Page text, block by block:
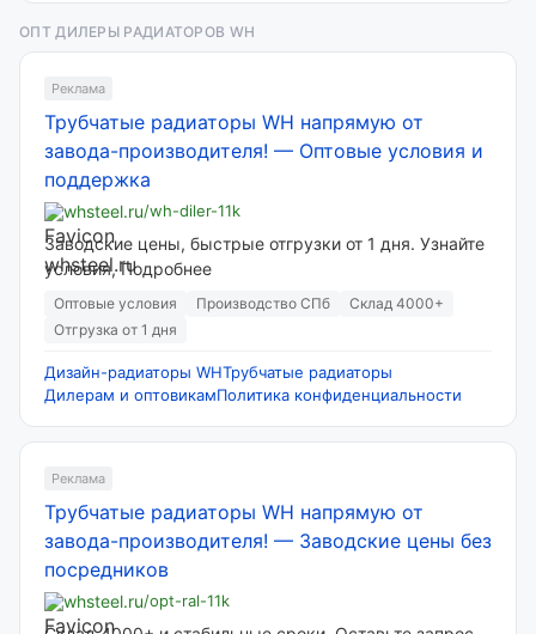
ОПТ ДИЛЕРЫ РАДИАТОРОВ WH
Реклама
Трубчатые радиаторы WH напрямую от
завода-производителя! — Оптовые условия и
поддержка
whsteel.ru/wh-diler-11k
Заводские цены, быстрые отгрузки от 1 дня. Узнайте
условия, Подробнее
Оптовые условия Производство СПб
Склад 4000+
Отгрузка от 1 дня
Дизайн-радиаторы WHТрубчатые радиаторы
Дилерам и оптовикамПолитика конфиденциальности
Реклама
Трубчатые радиаторы WH напрямую от
завода-производителя! — Заводские цены без
посредников
whsteel.ru/opt-ral-11k